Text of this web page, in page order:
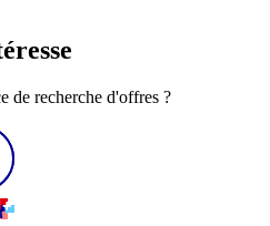
de recherche d'offres ?